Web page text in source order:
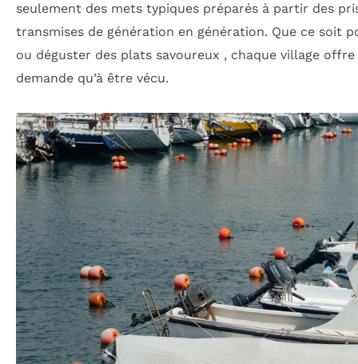
seulement des mets typiques préparés à partir des
transmises de génération en génération. Que ce soit
ou déguster des plats savoureux , chaque village
demande qu’à être vécu.